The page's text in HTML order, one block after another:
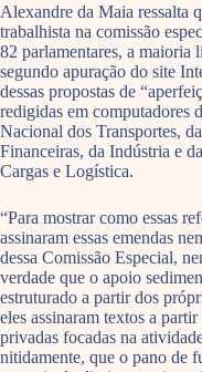
Alexandre da Maia ressalta
trabalhista na comissão
82 parlamentares, a maioria
segundo apuração do site
dessas propostas de
redigidas em computadores
Nacional dos Transportes,
Financeiras, da Indústria e
Cargas e Logística.
“Para mostrar como essas
assinaram essas emendas
dessa Comissão Especial,
verdade que o apoio
estruturado a partir dos
eles assinaram textos a
privadas focadas na
nitidamente, que o pano de